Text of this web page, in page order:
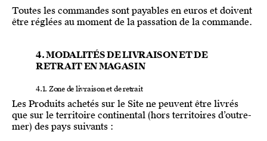
Toutes les commandes sont payables en euros et doivent
être réglées au moment de la passation de la commande.
4. MODALITÉS DE LIVRAISON ET DE
RETRAIT EN MAGASIN
4.1. Zone de livraison et de retrait
Les Produits achetés sur le Site ne peuvent être livrés
que sur le territoire continental (hors territoires d’outre-
mer) des pays suivants :